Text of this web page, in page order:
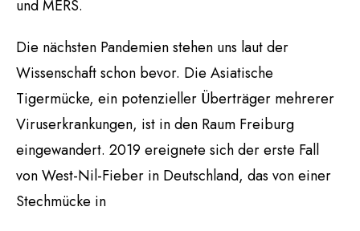
und MERS.
Die nächsten Pandemien stehen uns laut der
Wissenschaft schon bevor. Die Asiatische
Tigermücke, ein potenzieller Überträger mehrerer
Viruserkrankungen, ist in den Raum Freiburg
eingewandert. 2019 ereignete sich der erste Fall
von West-Nil-Fieber in Deutschland, das von einer
Stechmücke in